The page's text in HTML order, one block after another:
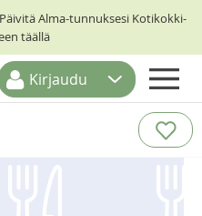
Alma-tunnuksesi Kotikokki-
täällä
Kirjaudu